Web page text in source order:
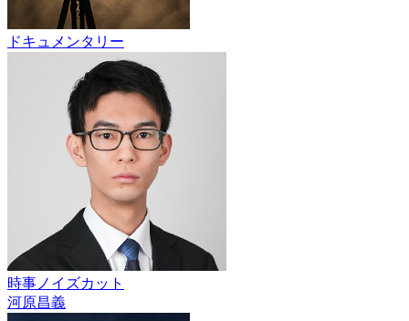
ドキュメンタリー
時事ノイズカット
河原昌義